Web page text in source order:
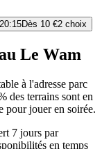
20:15Dès 10 €2 choix
Le Wam
à l'adresse parc
des terrains sont en
pour jouer en soirée.
7 jours par
en temps